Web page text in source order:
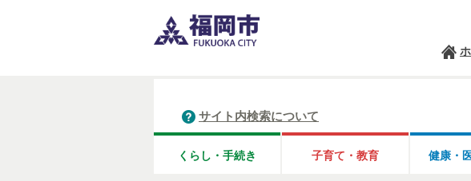
サイト内検索について
くらし・手続き 子育て・教育 健康・